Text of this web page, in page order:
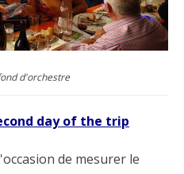
d'orchestre
day of the trip
de mesurer le